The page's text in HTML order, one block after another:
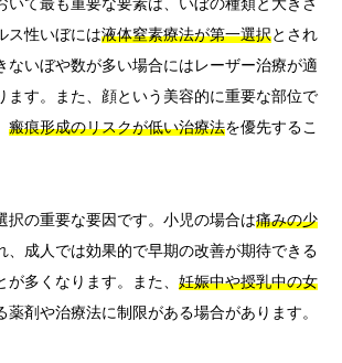
ス性いぼには液体窒素療法が第一選択とされ
ないぼや数が多い場合にはレーザー治療が適
ます。また、顔という美容的に重要な部位で
瘢痕形成のリスクが低い治療法を優先するこ
択の重要な要因です。小児の場合は痛みの少
、成人では効果的で早期の改善が期待できる
多くなります。また、 妊娠中や授乳中の女
薬剤や治療法に制限がある場合があります。